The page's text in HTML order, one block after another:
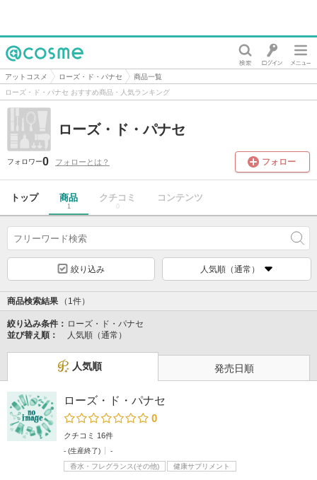
@cosme
アットコスメ ローズ・ド・パナセ
商品一覧
ローズ・ド・パナセ おすすめ商品・人気ランキング
ローズ・ド・パナセ
フォロワー0 フォローとは？ フォロー
トップ 商品
1
クチコミ
0
コンテンツ
絞り込み 人気順（通常）
商品検索結果 （1件）
絞り込み条件： ローズ・ド・パナセ
並び替え順：
人気順（通常）
人気順 発売日順
ローズ・ド・パナセ
0
クチコミ 16件
- (生産終了)
-
香水・フレグランス(その他)
健康サプリメント